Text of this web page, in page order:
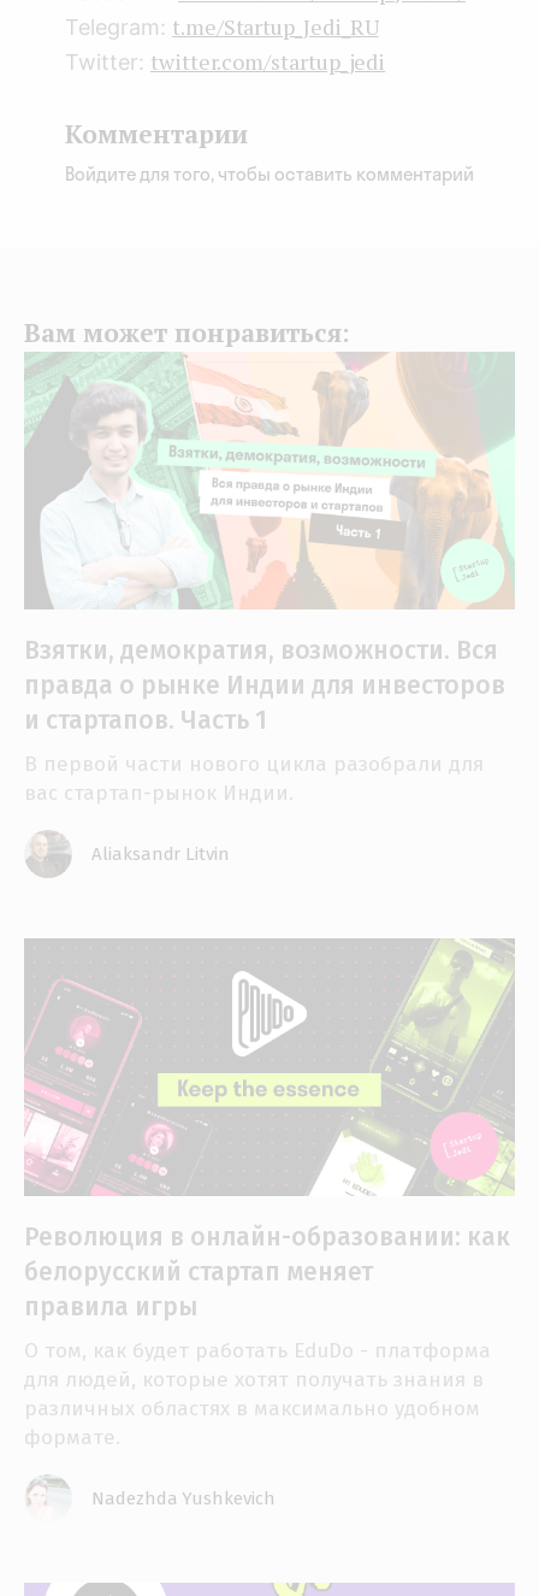
Telegram: t.me/Startup_Jedi_RU
Twitter: twitter.com/startup_jedi
Комментарии
Войдите для того, чтобы оставить комментарий
Вам может понравиться:
Взятки, демократия, возможности. Вся
правда о рынке Индии для инвесторов
и стартапов. Часть 1
В первой части нового цикла разобрали для
вас стартап-рынок Индии.
Aliaksandr Litvin
Революция в онлайн-образовании: как
белорусский стартап меняет
правила игры
О том, как будет работать EduDo - платформа
для людей, которые хотят получать знания в
различных областях в максимально удобном
формате.
Nadezhda Yushkevich